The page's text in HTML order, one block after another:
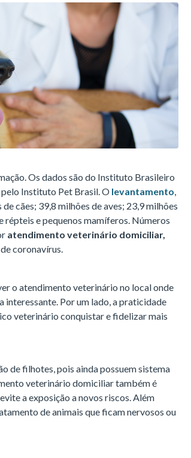
Os dados são do Instituto Brasileiro
Instituto Pet Brasil. O levantamento,
cães; 39,8 milhões de aves; 23,9 milhões
répteis e pequenos mamíferos. Números
atendimento veterinário domiciliar,
coronavírus.
o atendimento veterinário no local onde
interessante. Por um lado, a praticidade
veterinário conquistar e fidelizar mais
de filhotes, pois ainda possuem sistema
veterinário domiciliar também é
a exposição a novos riscos. Além
de animais que ficam nervosos ou